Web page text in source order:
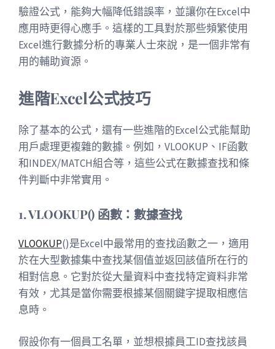
驗證公式，能夠大幅降低錯誤率，並讓你在Excel中
應用時更得心應手。這樣的工具對於那些頻繁使用
Excel進行數據分析的專業人士來說，是一個非常有
用的輔助資源。
進階Excel公式技巧
除了基本的公式，還有一些進階的Excel公式能幫助
用戶處理更複雜的數據。例如，VLOOKUP、IF函數
和INDEX/MATCH組合等，這些公式在數據查找和條
件判斷中非常實用。
1. VLOOKUP() 函數：數據查找
VLOOKUP()是Excel中最常用的查找函數之一，適用
於在大型數據集中查找某個值並返回該值所在行的
相對信息。它對於從大量資料中查找特定資料非常
有效，尤其是當你需要根據某個關鍵字提取相應信
息時。
假設你有一個員工名單，並想根據員工ID查找該員